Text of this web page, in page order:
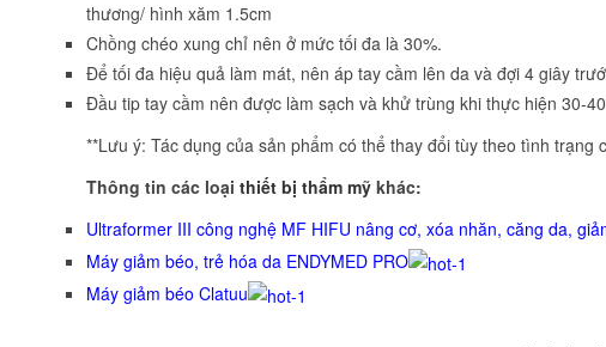
thương/ hình xăm 1.5cm
Chồng chéo xung chỉ nên ở mức tối đa là 30%.
Để tối đa hiệu quả làm mát, nên áp tay cầm lên da và đợi 4 giây
Đầu tip tay cầm nên được làm sạch và khử trùng khi thực hiện 30-
**Lưu ý: Tác dụng của sản phẩm có thể thay đổi tùy theo tình trạng
Thông tin các loại thiết bị thẩm mỹ khác:
Ultraformer III công nghệ MF HIFU nâng cơ, xóa nhăn, căng da,
Máy giảm béo, trẻ hóa da ENDYMED PRO
Máy giảm béo Clatuu